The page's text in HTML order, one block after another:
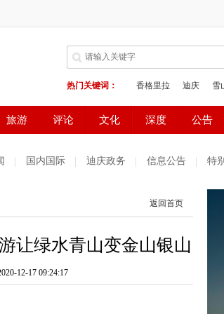
国内国际 迪庆政务 信息公告 特
返回首页
让绿水青山变金山银山
12-17 09:24:17